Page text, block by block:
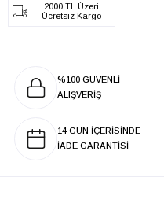
2000 TL Üzeri
Ücretsiz Kargo
%100 GÜVENLİ
ALIŞVERİŞ
14 GÜN İÇERİSİNDE
İADE GARANTİSİ